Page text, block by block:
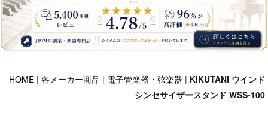
HOME | 各メーカー商品 | 電子管楽器・弦楽器 | KIKUTANI ウインド
シンセサイザースタンド WSS-100